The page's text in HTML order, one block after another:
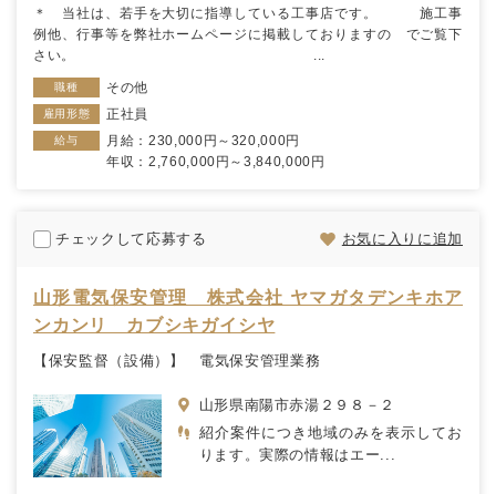
＊ 当社は、若手を大切に指導している工事店です。 施工事
例他、行事等を弊社ホームページに掲載しておりますの でご覧下
さい。 ...
職種 その他
雇用形態 正社員
給与
月給：230,000円～320,000円
年収：2,760,000円～3,840,000円
チェックして応募する お気に入りに追加
山形電気保安管理 株式会社 ヤマガタデンキホア
ンカンリ カブシキガイシヤ
【保安監督（設備）】 電気保安管理業務
山形県南陽市赤湯２９８－２
紹介案件につき地域のみを表示してお
ります。実際の情報はエー...